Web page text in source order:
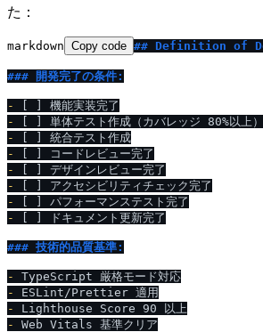
た：
markdown Copy code ## Definition of
### 開発完了の条件:
-
-
-
-
-
-
-
-
[ ] ドキュメント更新完了
### 技術的品質基準:
-
-
-
-